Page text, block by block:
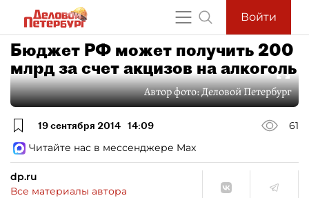
Войти
Бюджет РФ может получить 200
млрд за счет акцизов на алкоголь
Автор фото:Деловой Петербург
19 сентября 2014 14:09
61
Читайте нас в мессенджере Max
dp.ru
Все материалы автора